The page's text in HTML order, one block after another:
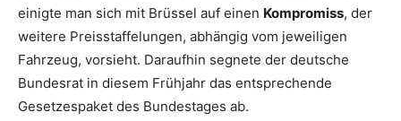
einigte man sich mit Brüssel auf einen Kompromiss, der
weitere Preisstaffelungen, abhängig vom jeweiligen
Fahrzeug, vorsieht. Daraufhin segnete der deutsche
Bundesrat in diesem Frühjahr das entsprechende
Gesetzespaket des Bundestages ab.